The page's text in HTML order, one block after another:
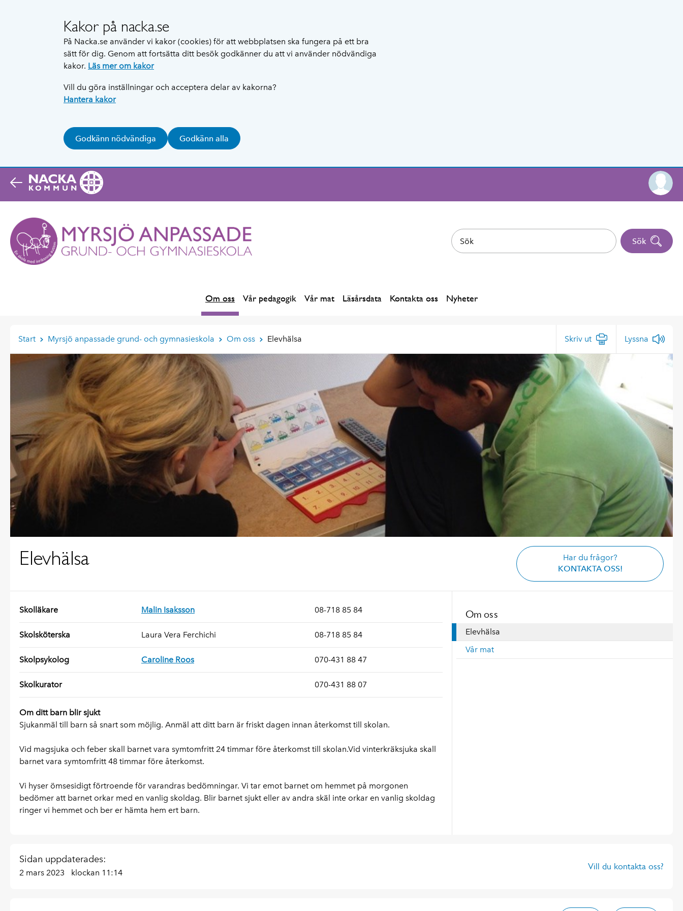
Kakor på nacka.se
På Nacka.se använder vi kakor (cookies) för att webbplatsen ska fungera på ett bra
sätt för dig. Genom att fortsätta ditt besök godkänner du att vi använder nödvändiga
kakor. Läs mer om kakor
Vill du göra inställningar och acceptera delar av kakorna?
Hantera kakor
Godkänn nödvändiga Godkänn alla
Sök
Om oss Vår pedagogik Vår mat Läsårsdata Kontakta oss Nyheter
Start Myrsjö anpassade grund- och gymnasieskola Om oss Elevhälsa Skriv ut Lyssna
Elevhälsa
Har du frågor?
KONTAKTA OSS!
Om oss
Elevhälsa
Vår mat
Skolläkare Malin Isaksson 08-718 85 84
Skolsköterska Laura Vera Ferchichi 08-718 85 84
Skolpsykolog Caroline Roos 070-431 88 47
Skolkurator 070-431 88 07
Om ditt barn blir sjukt
Sjukanmäl till barn så snart som möjlig. Anmäl att ditt barn är friskt dagen innan återkomst till skolan.
Vid magsjuka och feber skall barnet vara symtomfritt 24 timmar före återkomst till skolan.Vid vinterkräksjuka skall
barnet vara symtomfritt 48 timmar före återkomst.
Vi hyser ömsesidigt förtroende för varandras bedömningar. Vi tar emot barnet om hemmet på morgonen
bedömer att barnet orkar med en vanlig skoldag. Blir barnet sjukt eller av andra skäl inte orkar en vanlig skoldag
ringer vi hemmet och ber er hämta hem ert barn.
Sidan uppdaterades:
2 mars 2023 klockan 11:14
Vill du kontakta oss?